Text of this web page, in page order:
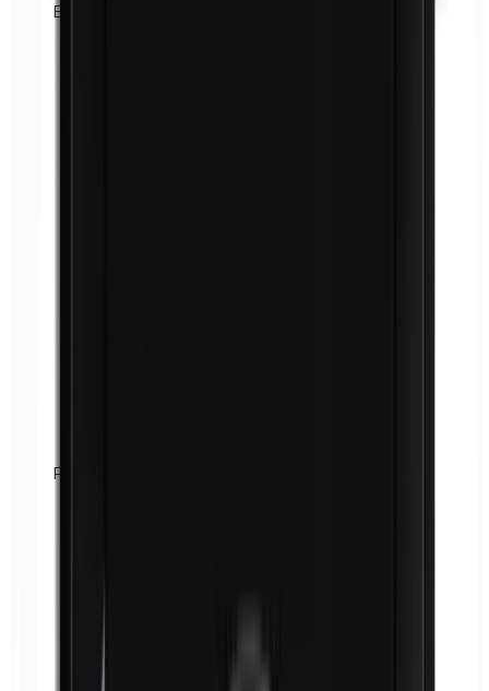
Euxyl
Formaldéhyde